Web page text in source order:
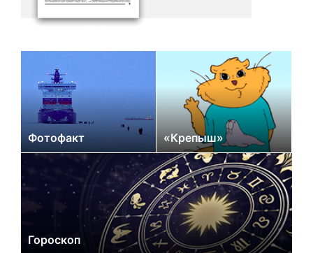
Фотофакт «Крепыш»
Гороскоп